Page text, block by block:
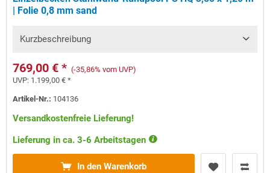
| Folie 0,8 mm sand
Kurzbeschreibung
769,00 € * (-35,86% vom UVP)
UVP: 1.199,00 € *
Artikel-Nr.: 104136
Versandkostenfreie Lieferung!
Lieferung in ca. 3-6 Arbeitstagen
In den Warenkorb